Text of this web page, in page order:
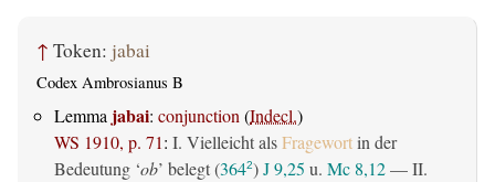
↑ Token: jabai
Codex Ambrosianus B
Lemma jabai: conjunction(Indecl.)
WS 1910, p. 71: I. Vielleicht alsFragewortin der
Bedeutung ‘ob’ belegt (3642)J 9,25 u. Mc 8,12— II.